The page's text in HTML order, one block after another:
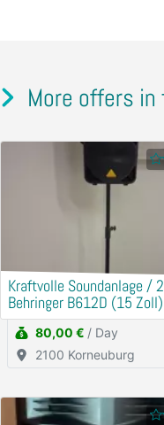
More offers
Kraftvolle Soundanlage /
Behringer B612D (15
Mischpult
80,00 € / Day
2100 Korneuburg